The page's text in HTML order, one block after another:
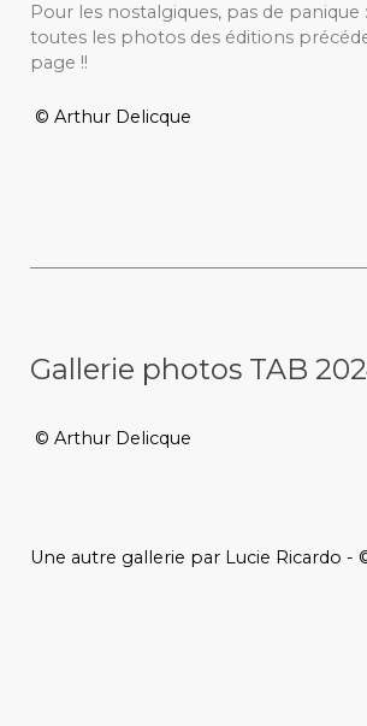
Pour les nostalgiques, pas de panique
toutes les photos des éditions
page !!
© Arthur Delicque
Gallerie photos TAB
© Arthur Delicque
Une autre gallerie par Lucie Ricardo -